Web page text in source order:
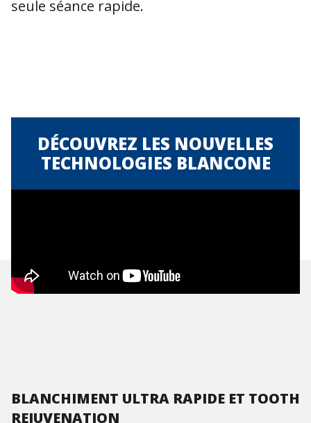
seule séance rapide.
DÉCOUVREZ LES NOUVELLES
TECHNOLOGIES BLANCONE
BLANCHIMENT ULTRA RAPIDE ET TOOTH
REJUVENATION